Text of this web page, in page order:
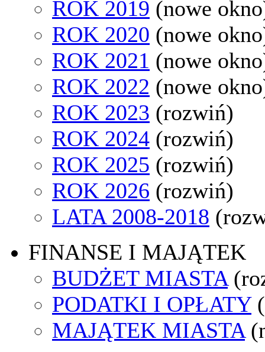
ROK 2019 (nowe
ROK 2020 (nowe
ROK 2021 (nowe
ROK 2022 (nowe
ROK 2023 (rozwiń)
ROK 2024 (rozwiń)
ROK 2025 (rozwiń)
ROK 2026 (rozwiń)
LATA 2008-2018
FINANSE I MAJĄTEK
BUDŻET MIASTA
PODATKI I OPŁATY
MAJĄTEK MIASTA